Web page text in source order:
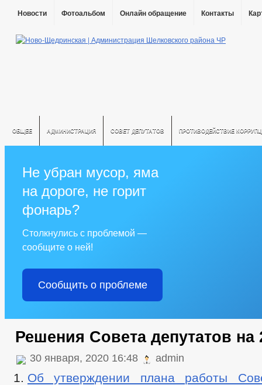
Новости Фотоальбом Онлайн обращение Контакты
ОБЩЕЕ АДМИНИСТРАЦИЯ СОВЕТ ДЕПУТАТОВ ПРОТИВОДЕЙСТВИЕ
Не убран мусор, яма
на дороге, не горит
фонарь?
Столкнулись с проблемой —
сообщите о ней!
Сообщить о проблеме
Решения Совета депутатов на
30 января, 2020 16:48 admin
Об утверждении плана работы